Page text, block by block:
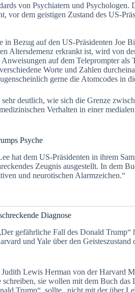
von Psychiatern und Psychologen.
vor dem geistigen Zustand des US-
in Bezug auf den US-Präsidenten Joe
Altersdemenz erkrankt ist, wird von
auf dem Teleprompter als
Worte und Zahlen
gerne die Atomcodes in
deutlich, wie sich die Grenze
Verhalten in einer
Psyche
hat dem US-Präsidenten in ihrem
Zeugnis ausgestellt. In dem
und neurotischen Alarmzeichen.“
Diagnose
gefährliche Fall des Donald Trump“
und Yale über den Geisteszustand
Lewis Herman von der Harvard
sie wollen mit dem Buch das
Trump“, sollte „nicht mit der über